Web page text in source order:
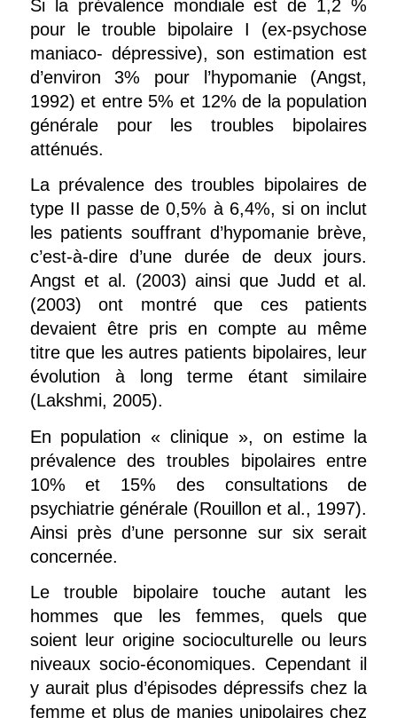
Si la prévalence mondiale est de 1,2 %
pour le trouble bipolaire I (ex-psychose
maniaco- dépressive), son estimation est
d’environ 3% pour l’hypomanie (Angst,
1992) et entre 5% et 12% de la population
générale pour les troubles bipolaires
atténués.
La prévalence des troubles bipolaires de
type II passe de 0,5% à 6,4%, si on inclut
les patients souffrant d’hypomanie brève,
c’est-à-dire d’une durée de deux jours.
Angst et al. (2003) ainsi que Judd et al.
(2003) ont montré que ces patients
devaient être pris en compte au même
titre que les autres patients bipolaires, leur
évolution à long terme étant similaire
(Lakshmi, 2005).
En population « clinique », on estime la
prévalence des troubles bipolaires entre
10% et 15% des consultations de
psychiatrie générale (Rouillon et al., 1997).
Ainsi près d’une personne sur six serait
concernée.
Le trouble bipolaire touche autant les
hommes que les femmes, quels que
soient leur origine socioculturelle ou leurs
niveaux socio-économiques. Cependant il
y aurait plus d’épisodes dépressifs chez la
femme et plus de manies unipolaires chez